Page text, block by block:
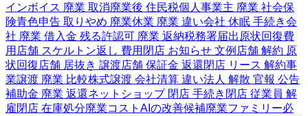
インボイス 廃業 取消廃業後 住民税個人事業主 廃業 社会保
険青色申告 取りやめ 廃業休業 廃業 違い会社 休眠 手続き会
社 廃業 借入金 残る許認可 廃業 返納税務署届出 原状回復費
用 店舗 スケルトン返し 費用 閉店 お知らせ 文例 店舗 解約 原
状回復店舗 居抜き 譲渡店舗 保証金 返還閉店 リース 解約事
業譲渡 廃業 比較株式譲渡 会社清算 違い法人 解散 官報 公告
補助金 廃業 返還ネットショップ 閉店 手続き 閉店 従業員 解
雇閉店 在庫処分廃業コストAIの改善候補廃業ファミリー必